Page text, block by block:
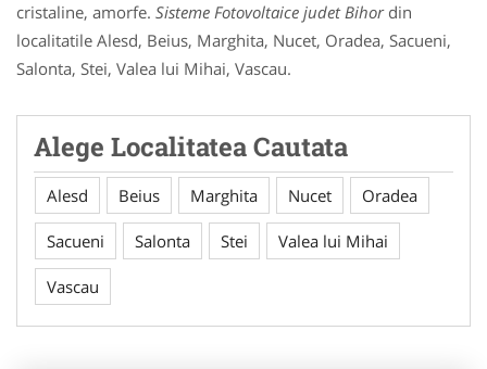
cristaline, amorfe. Sisteme Fotovoltaice judet Bihordin
localitatile Alesd, Beius, Marghita, Nucet, Oradea, Sacueni,
Salonta, Stei, Valea lui Mihai, Vascau.
Alege Localitatea Cautata
Alesd Beius Marghita Nucet Oradea
Sacueni Salonta Stei Valea lui Mihai
Vascau